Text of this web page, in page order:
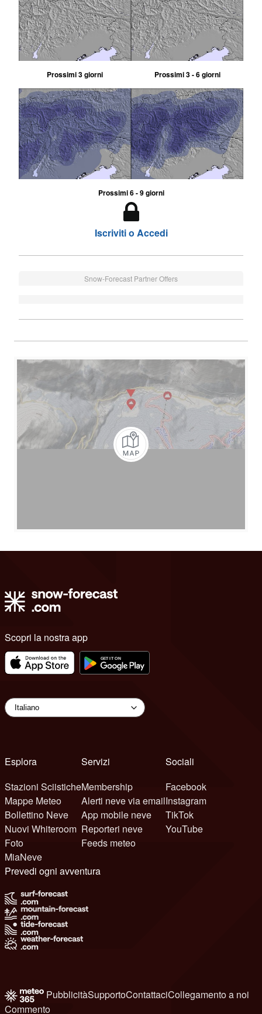
Prossimi 3 giorni Prossimi 3 - 6 giorni
Prossimi 6 - 9 giorni
Iscriviti o Accedi
Snow-Forecast Partner Offers
Scopri la nostra app
Esplora
Stazioni Sciistiche
Mappe Meteo
Bollettino Neve
Nuovi Whiteroom
Foto
MiaNeve
Servizi
Membership
Alerti neve via email
App mobile neve
Reporteri neve
Feeds meteo
Sociali
Facebook
Instagram
TikTok
YouTube
Prevedi ogni avventura
PubblicitàSupportoContattaciCollegamento a noi
Commento